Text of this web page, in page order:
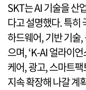
SKT는 AI 기술을 산
다고 설명했다. 특히
하드웨어, 기반 기술
으며, ‘K-AI 얼라이
케어, 광고, 스마트
지속 확장해 나갈 계